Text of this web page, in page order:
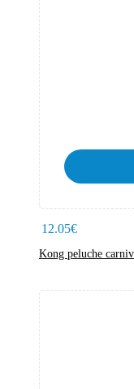
12.05€
Kong peluche